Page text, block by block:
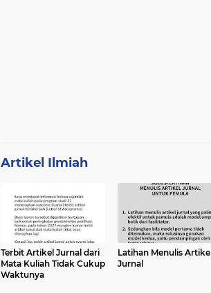
Artikel Ilmiah
Terbit Artikel Jurnal dari
Mata Kuliah Tidak Cukup
Waktunya
Latihan Menulis Artikel
Jurnal